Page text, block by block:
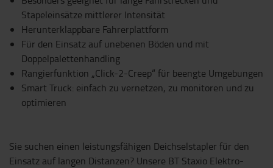
Stapeleinsätze mittlerer Intensität
Herunterklappbare Fahrerplattform
Für den Einsatz auf unebenen Böden und mit
Doppelpalettenhandling
Rangierfunktion „Click-2-Creep“ für beengte Umgebungen
Smart Truck: einfach zu vernetzen, zu monitoren und zu
optimieren
Sie suchen einen leistungsfähigen Deichselstapler für den
Einsatz auf langen Distanzen? Unsere BT Staxio Elektro-